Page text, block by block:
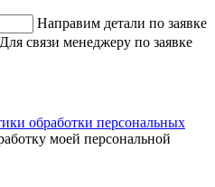
Направим детали по заявке
Для связи менеджеру по заявке
обработки персональных
моей персональной